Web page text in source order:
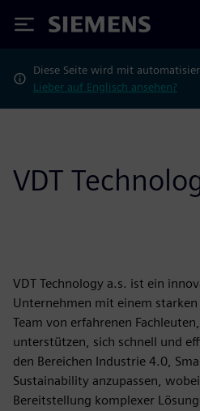
Siemens
Diese Seite wird mit
Lieber auf Englisch ansehen?
VDT
VDT Technology a.s. ist ein
Unternehmen mit einem
Team von erfahrenen
unterstützen, sich schnell und
den Bereichen Industrie 4.0,
Sustainability anzupassen,
Bereitstellung komplexer